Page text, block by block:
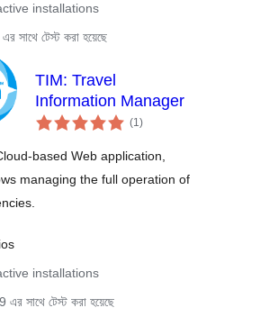
installations
সাথে টেস্ট করা হয়েছে
TIM: Travel
Information Manager
(1total
ratings
)
based Web application,
managing the full operation of
installations
সাথে টেস্ট করা হয়েছে